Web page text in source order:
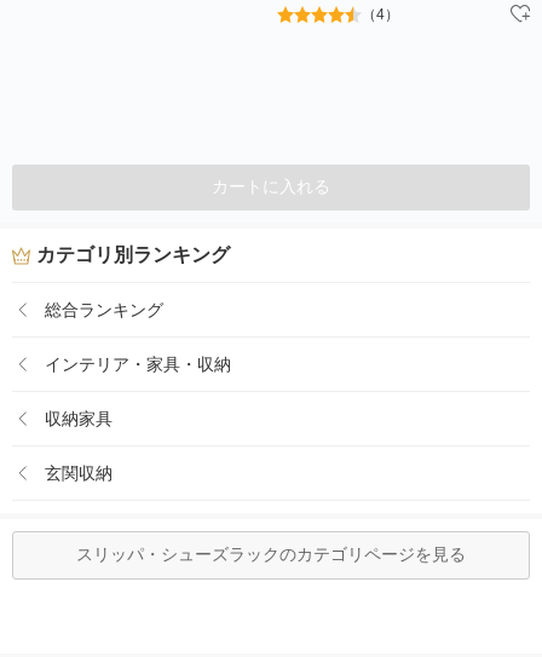
（4）
カートに入れる
カテゴリ別ランキング
総合ランキング
インテリア・家具・収納
収納家具
玄関収納
スリッパ・シューズラックのカテゴリページを見る